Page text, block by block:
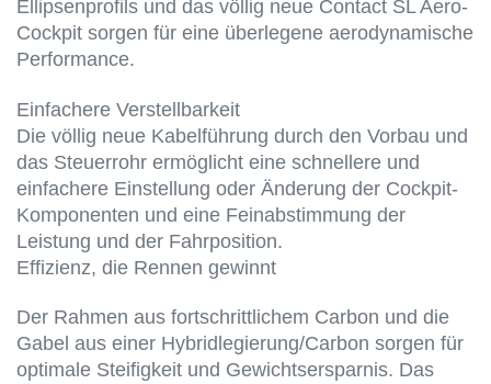
Ellipsenprofils und das völlig neue Contact SL Aero-
Cockpit sorgen für eine überlegene aerodynamische
Performance.
Einfachere Verstellbarkeit
Die völlig neue Kabelführung durch den Vorbau und
das Steuerrohr ermöglicht eine schnellere und
einfachere Einstellung oder Änderung der Cockpit-
Komponenten und eine Feinabstimmung der
Leistung und der Fahrposition.
Effizienz, die Rennen gewinnt
Der Rahmen aus fortschrittlichem Carbon und die
Gabel aus einer Hybridlegierung/Carbon sorgen für
optimale Steifigkeit und Gewichtsersparnis. Das